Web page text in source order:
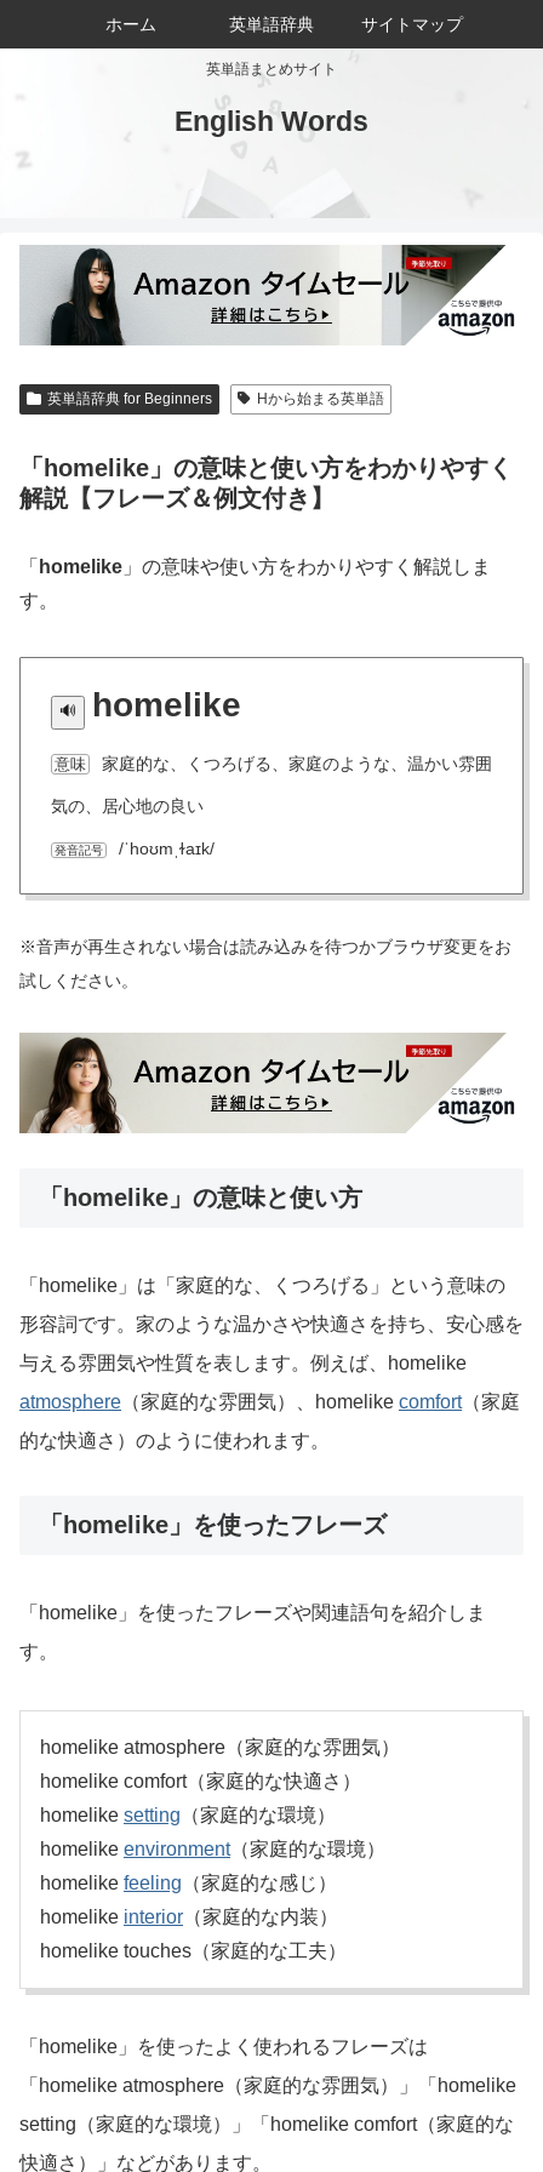
英単語まとめサイト
English Words
ホーム 英単語辞典 サイトマップ
英単語辞典 for Beginners Hから始まる英単語
「homelike」の意味と使い方をわかりやすく
解説【フレーズ＆例文付き】
「 homelike 」の意味や使い方をわかりやすく解説しま
す。
homelike
意味 家庭的な、くつろげる、家庭のような、温かい雰囲
気の、居心地の良い
発音記号 /ˈhoʊmˌɫaɪk/
※音声が再生されない場合は読み込みを待つかブラウザ変更をお
試しください。
「homelike」の意味と使い方
「homelike」は「家庭的な、くつろげる」という意味の
形容詞です。家のような温かさや快適さを持ち、安心感を
与える雰囲気や性質を表します。例えば、homelike
atmosphere （家庭的な雰囲気）、homelike comfort（家庭
的な快適さ）のように使われます。
「homelike」を使ったフレーズ
「homelike」を使ったフレーズや関連語句を紹介しま
す。
homelike atmosphere（家庭的な雰囲気）
homelike comfort（家庭的な快適さ）
homelike setting （家庭的な環境）
homelike environment（家庭的な環境）
homelike feeling （家庭的な感じ）
homelike interior （家庭的な内装）
homelike touches（家庭的な工夫）
「homelike」を使ったよく使われるフレーズは
「homelike atmosphere（家庭的な雰囲気）」「homelike
setting（家庭的な環境）」「homelike comfort（家庭的な
快適さ）」などがあります。